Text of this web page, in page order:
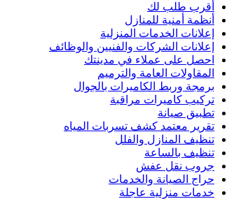
أقرب طلب لك
أنظمة أمنية للمنازل
إعلانات الخدمات المنزلية
إعلانات الشركات والفنيين والوظائف
احصل على عملاء في مدينتك
المقاولات العامة والترميم
برمجة وربط الكاميرات بالجوال
تركيب كاميرات مراقبة
تطبيق صيانة
تقرير معتمد كشف تسربات المياه
تنظيف المنازل والفلل
تنظيف بالساعة
جروب نقل عفش
حراج الصيانة والخدمات
خدمات منزلية عاجلة